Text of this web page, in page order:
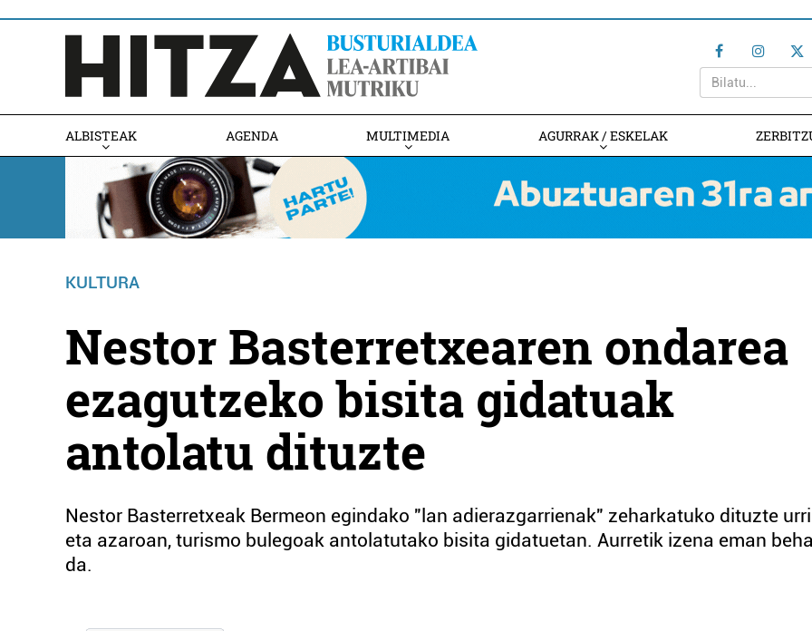
ALBISTEAK AGENDA MULTIMEDIA AGURRAK / ESKELAK
KULTURA
Nestor Basterretxearen ondarea
ezagutzeko bisita gidatuak
antolatu dituzte
Nestor Basterretxeak Bermeon egindako "lan adierazgarrienak" zeharkatuko dituzte
eta azaroan, turismo bulegoak antolatutako bisita gidatuetan. Aurretik izena eman
da.